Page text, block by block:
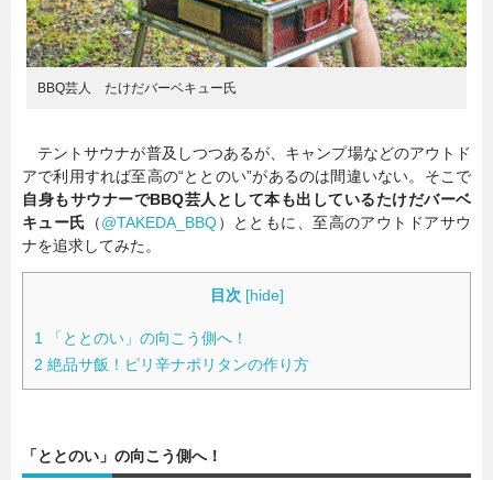
BBQ芸人 たけだバーベキュー氏
テントサウナが普及しつつあるが、キャンプ場などのアウトド
アで利用すれば至高の“ととのい”があるのは間違いない。そこで
自身もサウナーでBBQ芸人として本も出しているたけだバーベ
キュー氏 （@TAKEDA_BBQ）とともに、至高のアウトドアサウ
ナを追求してみた。
目次 [hide]
1 「ととのい」の向こう側へ！
2 絶品サ飯！ピリ辛ナポリタンの作り方
「ととのい」の向こう側へ！